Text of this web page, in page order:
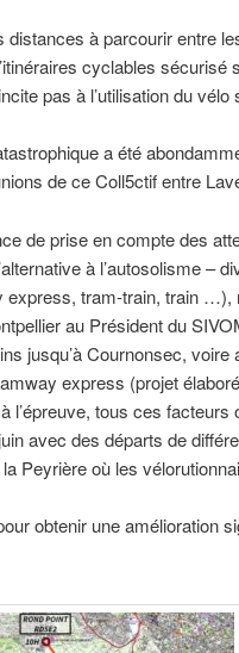
distances à parcourir entre
cyclables
pas à l’utilisation du
a été
de ce Coll5ctif entre
de prise en compte des
à l’autosolisme
express, tram-train, train …),
au Président du
jusqu’à Cournonsec,
express (projet
l’épreuve, tous ces
avec des départs de
la Peyrière où les
obtenir une amélioration